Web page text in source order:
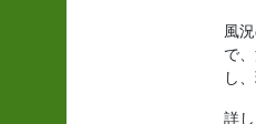
風
で
し
詳